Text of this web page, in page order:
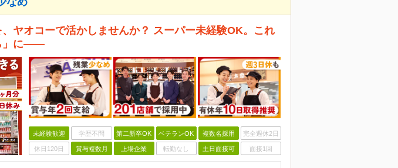
ヤオコーで活かしませんか？ スーパー未経験OK。これ
」に――
未経験歓迎 学歴不問 第二新卒OK ベテランOK 複数名採用 完全週休2日
休日120日 賞与複数月 上場企業 転勤なし 土日面接可 面接1回